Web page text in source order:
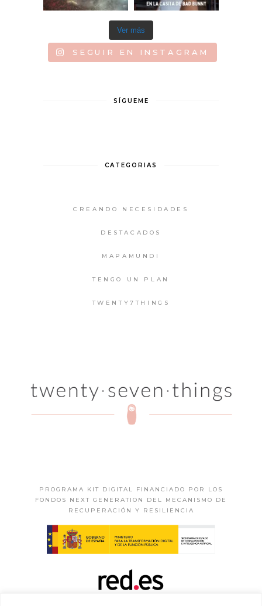
Ver más
SEGUIR EN INSTAGRAM
SÍGUEME
CATEGORIAS
CREANDO NECESIDADES
DESTACADOS
MAPAMUNDI
TENGO UN PLAN
TWENTY7THINGS
PROGRAMA KIT DIGITAL FINANCIADO POR LOS
FONDOS NEXT GENERATION DEL MECANISMO DE
RECUPERACIÓN Y RESILIENCIA